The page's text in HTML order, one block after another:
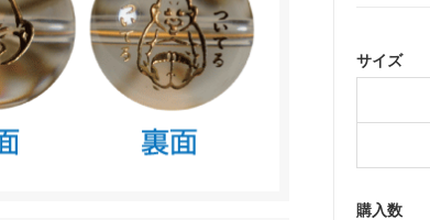
サイズ
購入数